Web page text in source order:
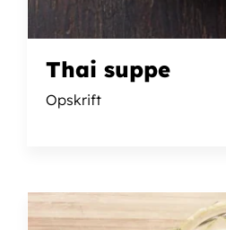
Thai suppe
Opskrift